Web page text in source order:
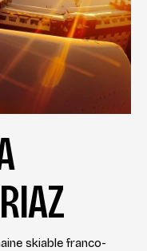
skiable franco-